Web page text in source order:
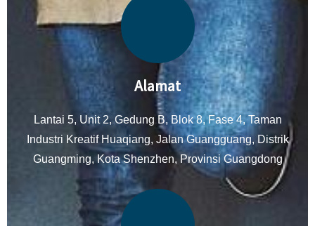
Alamat
Lantai 5, Unit 2, Gedung B, Blok 8, Fase 4, Taman
Industri Kreatif Huaqiang, Jalan Guangguang, Distrik
Guangming, Kota Shenzhen, Provinsi Guangdong